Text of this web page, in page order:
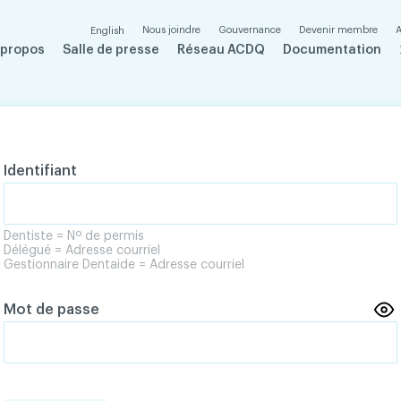
English Nous joindre Gouvernance Devenir membre
Salle de presse Réseau ACDQ Documentation
Identifiant
Dentiste = Nº de permis
Délégué = Adresse courriel
Gestionnaire Dentaide = Adresse courriel
Mot de passe